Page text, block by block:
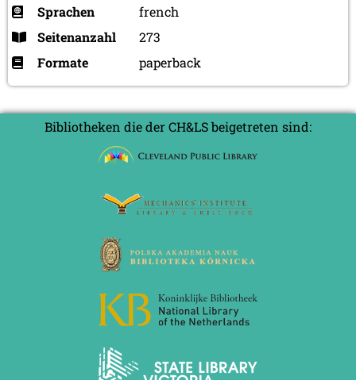
Sprachen
french
Seitenanzahl
273
Formate
paperback
Bibliotheken die der CH&LS beigetreten sind: